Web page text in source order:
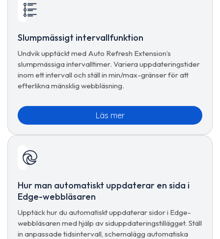
Slumpmässigt intervallfunktion
Undvik upptäckt med Auto Refresh Extension’s
slumpmässiga intervalltimer. Variera uppdateringstider
inom ett intervall och ställ in min/max-gränser för att
efterlikna mänsklig webbläsning.
Läs mer
Hur man automatiskt uppdaterar en sida i
Edge-webbläsaren
Upptäck hur du automatiskt uppdaterar sidor i Edge-
webbläsaren med hjälp av siduppdateringstillägget. Ställ
in anpassade tidsintervall, schemalägg automatiska